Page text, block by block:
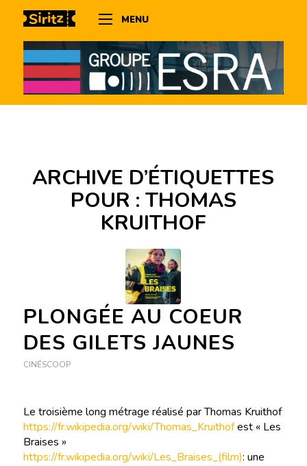
MENU
ARCHIVE D’ÉTIQUETTES
POUR : THOMAS
KRUITHOF
PLONGÉE AU COEUR
DES GILETS JAUNES
CINÉSCOOP
Le troisième long métrage réalisé par Thomas Kruithof
https://fr.wikipedia.org/wiki/Thomas_Kruithofest « Les
Braises »
https://fr.wikipedia.org/wiki/Les_Braises_(film): une